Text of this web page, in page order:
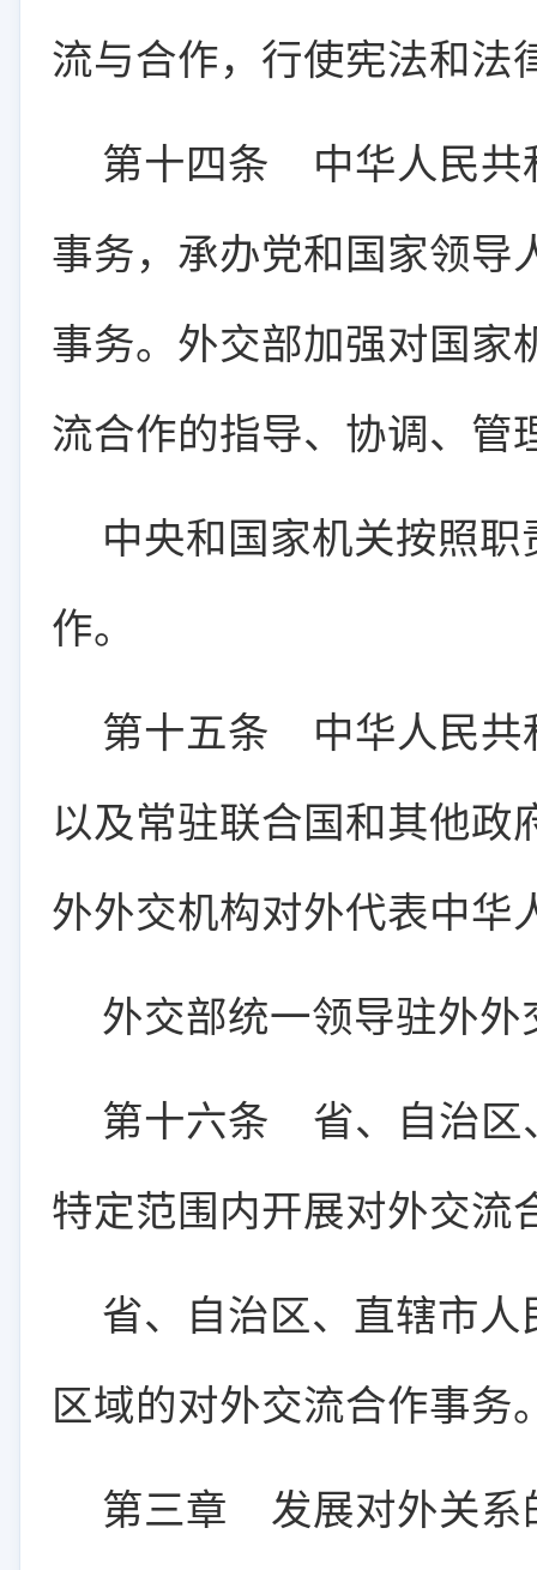
流与合作，行使宪法和法
第十四条 中华人民共
事务，承办党和国家领导
事务。外交部加强对国家
流合作的指导、协调、管
中央和国家机关按照
作。
第十五条 中华人民共
以及常驻联合国和其他政
外外交机构对外代表中华
外交部统一领导驻外
第十六条 省、自治区
特定范围内开展对外交流
省、自治区、直辖市
区域的对外交流合作事务
第三章 发展对外关系